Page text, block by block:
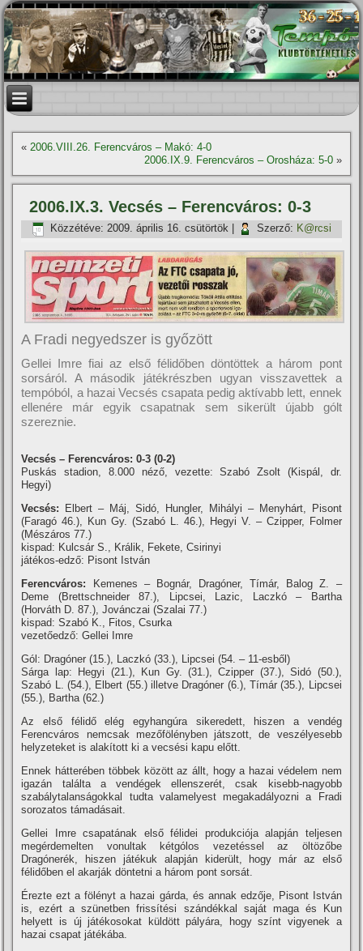
«2006.VIII.26. Ferencváros – Makó: 4-0
2006.IX.9. Ferencváros – Orosháza: 5-0»
2006.IX.3. Vecsés – Ferencváros: 0-3
Közzétéve: 2009. április 16. csütörtök Szerző: K@rcsi
A Fradi negyedszer is győzött
Gellei Imre fiai az első félidőben döntöttek a három pont
sorsáról. A második játékrészben ugyan visszavettek a
tempóból, a hazai Vecsés csapata pedig aktí­vabb lett, ennek
ellenére már egyik csapatnak sem sikerült újabb gólt
szereznie.
Vecsés – Ferencváros: 0-3 (0-2)
Puskás stadion, 8.000 néző, vezette: Szabó Zsolt (Kispál, dr.
Hegyi)
Vecsés:
Elbert – Máj, Sidó, Hungler, Mihályi – Menyhárt, Pisont
(Faragó 46.), Kun Gy. (Szabó L. 46.), Hegyi V. – Czipper, Folmer
(Mészáros 77.)
kispad: Kulcsár S., Králik, Fekete, Csirinyi
játékos-edző: Pisont István
Ferencváros: Kemenes – Bognár, Dragóner, Tí­már, Balog Z. –
Deme (Brettschneider 87.), Lipcsei, Lazic, Laczkó – Bartha
(Horváth D. 87.), Jovánczai (Szalai 77.)
kispad: Szabó K., Fitos, Csurka
vezetőedző: Gellei Imre
Gól: Dragóner (15.), Laczkó (33.), Lipcsei (54. – 11-esből)
Sárga lap: Hegyi (21.), Kun Gy. (31.), Czipper (37.), Sidó (50.),
Szabó L. (54.), Elbert (55.) illetve Dragóner (6.), Tí­már (35.), Lipcsei
(55.), Bartha (62.)
Az első félidő elég egyhangúra sikeredett, hiszen a vendég
Ferencváros nemcsak mezőfölényben játszott, de veszélyesebb
helyzeteket is alakí­tott ki a vecsési kapu előtt.
Ennek hátterében többek között az állt, hogy a hazai védelem nem
igazán találta a vendégek ellenszerét, csak kisebb-nagyobb
szabálytalanságokkal tudta valamelyest megakadályozni a Fradi
sorozatos támadásait.
Gellei Imre csapatának első félidei produkciója alapján teljesen
megérdemelten vonultak kétgólos vezetéssel az öltözőbe
Dragónerék, hiszen játékuk alapján kiderült, hogy már az első
félidőben el akarják döntetni a három pont sorsát.
Érezte ezt a fölényt a hazai gárda, és annak edzője, Pisont István
is, ezért a szünetben frissí­tési szándékkal saját maga és Kun
helyett is új játékosokat küldött pályára, hogy szí­nt vigyenek a
hazai csapat játékába.